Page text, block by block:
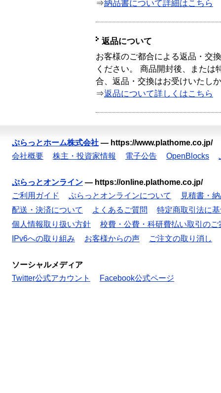
⇒納品書について詳細はこちら
返品について
お客様のご都合による返品・交
ください。 商品開封後、または
合、返品・交換はお受けいたし
⇒返品について詳しくはこちら
ぷらっとホーム株式会社 — https://www.plathome.co.jp/
会社概要
株主・投資家情報 電子公告 OpenBlocks
ぷらっとオンライン — https://online.plathome.co.jp/
ご利用ガイド
ぷらっとオンラインについて
見積書・
配送・決済について
よくあるご質問
特定商取引法に
個人情報取り扱い方針
校費・公費・科研費払い取引のご
IPv6への取り組み
お客様からの声 ご注文の取り消し
ソーシャルメディア
Twitter公式アカウント
Facebook公式ページ